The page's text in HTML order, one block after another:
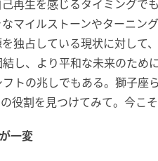
再生を感じるタイミングで
マイルストーンやターニン
独占している現状に対して
し、より平和な未来のため
トの兆しでもある。獅子座
役割を見つけてみて。今こそ
一変